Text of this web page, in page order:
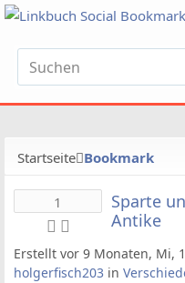
Startseite Bookmark
1
Sparte
Antike
Erstellt vor 9 Monaten, Mi,
holgerfisch203 in